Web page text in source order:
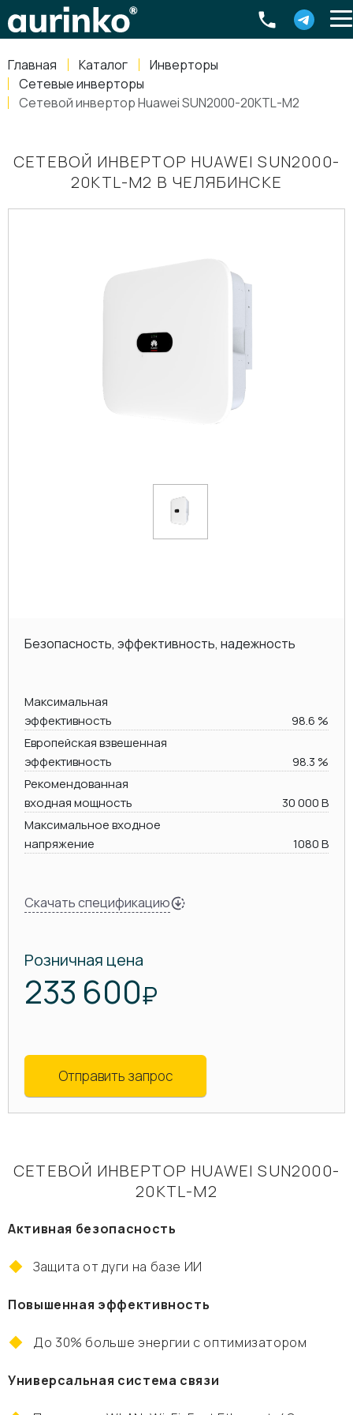
Главная Каталог
Инверторы
Сетевые инверторы
Сетевой инвертор Huawei SUN2000-20KTL-M2
СЕТЕВОЙ ИНВЕРТОР HUAWEI SUN2000-
20KTL-M2 В ЧЕЛЯБИНСКЕ
Безопасность, эффективность, надежность
Максимальная
эффективность
98.6 %
Европейская взвешенная
эффективность
98.3 %
Рекомендованная
входная мощность
30 000 В
Максимальное входное
напряжение
1080 В
Скачать спецификацию
Розничная цена
233 600₽
Отправить запрос
СЕТЕВОЙ ИНВЕРТОР HUAWEI SUN2000-
20KTL-М2
Активная безопасность
Защита от дуги на базе ИИ
Повышенная эффективность
До 30% больше энергии с оптимизатором
Универсальная система связи
Россия, Свердловская область Екатеринбург ,
8-800-770-79-40